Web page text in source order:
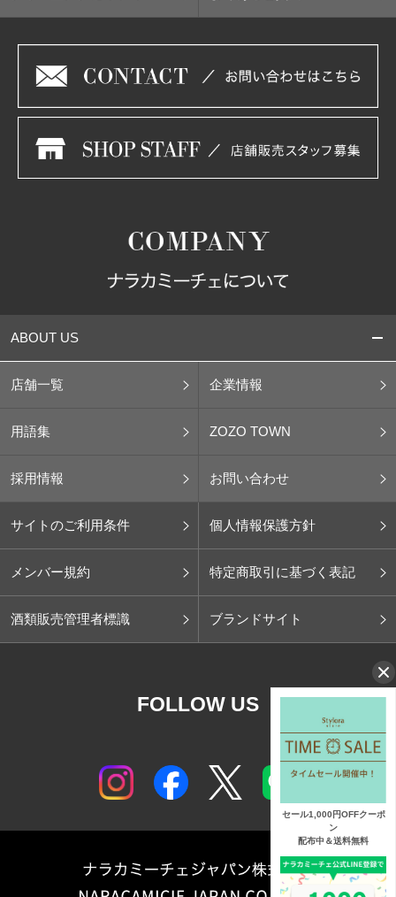
ABOUT US
店舗一覧 企業情報
用語集 ZOZO TOWN
採用情報 お問い合わせ
サイトのご利用条件 個人情報保護方針
メンバー規約 特定商取引に基づく表記
酒類販売管理者標識 ブランドサイト
FOLLOW US
セール1,000円OFFクーポ
ン
配布中＆送料無料